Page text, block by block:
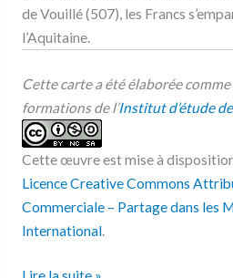
de Vouillé (507), les Francs
l’Aquitaine.
Cette carte a été élaborée
formations de l’Institut d’étude
Cette œuvre est mise à
Licence Creative Commons
Commerciale – Partage dans les
International.